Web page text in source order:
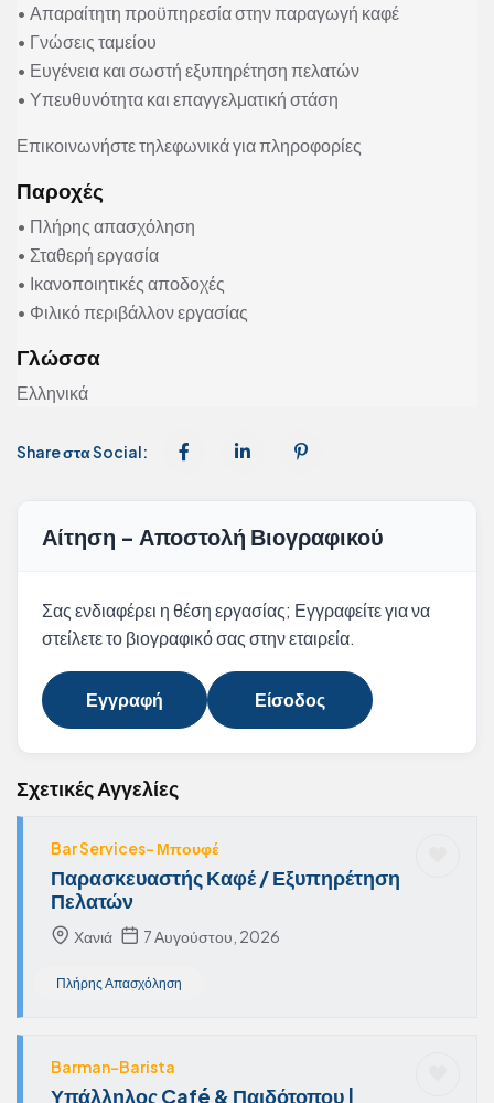
• Απαραίτητη προϋπηρεσία στην παραγωγή καφέ
• Γνώσεις ταμείου
• Ευγένεια και σωστή εξυπηρέτηση πελατών
• Υπευθυνότητα και επαγγελματική στάση
Επικοινωνήστε τηλεφωνικά για πληροφορίες
Παροχές
• Πλήρης απασχόληση
• Σταθερή εργασία
• Ικανοποιητικές αποδοχές
• Φιλικό περιβάλλον εργασίας
Γλώσσα
Ελληνικά
Share στα Social:
Αίτηση - Αποστολή Βιογραφικού
Σας ενδιαφέρει η θέση εργασίας; Εγγραφείτε για να
στείλετε το βιογραφικό σας στην εταιρεία.
Εγγραφή Είσοδος
Σχετικές Αγγελίες
Bar Services- Μπουφέ
Παρασκευαστής Καφέ / Εξυπηρέτηση
Πελατών
Χανιά 7 Αυγούστου, 2026
Πλήρης Απασχόληση
Barman-Barista
Υπάλληλος Café & Παιδότοπου |